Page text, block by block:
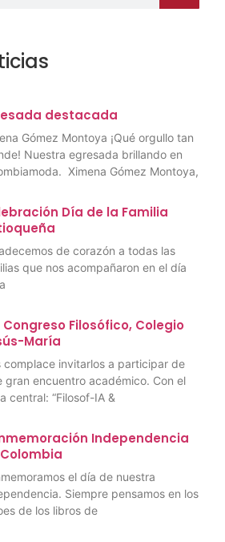
destacada
Gómez Montoya ¡Qué orgullo tan
Nuestra egresada brillando en
Ximena Gómez Montoya,
Día de la Familia
de corazón a todas las
que nos acompañaron en el día
Congreso Filosófico, Colegio
María
complace invitarlos a participar de
gran encuentro académico. Con el
central: “Filosof-IA &
Independencia
el día de nuestra
Siempre pensamos en los
de los libros de